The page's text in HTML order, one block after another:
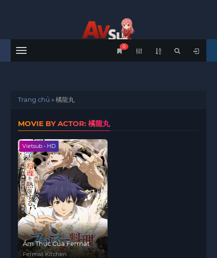
Menu
0
Trang chủ »橘龍丸
MOVIE BY ACTOR: 橘龍丸
Vietsub - HD
Ẩm Thực Của Fermat
Fermat Kitchen